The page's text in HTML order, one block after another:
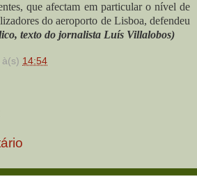
que afectam em particular o nível de
do aeroporto de Lisboa, defendeu
texto do jornalista Luís Villalobos)
à(s) 14:54